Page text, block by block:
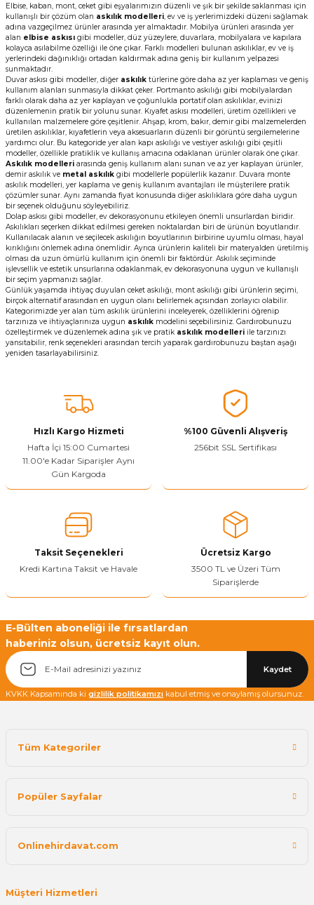
Elbise, kaban, mont, ceket gibi eşyalarımızın düzenli ve şık bir şekilde saklanması için
kullanışlı bir çözüm olan askılık modelleri, ev ve iş yerlerimizdeki düzeni sağlamak
adına vazgeçilmez ürünler arasında yer almaktadır. Mobilya ürünleri arasında yer
alan elbise askısı gibi modeller, düz yüzeylere, duvarlara, mobilyalara ve kapılara
kolayca asılabilme özelliği ile öne çıkar. Farklı modelleri bulunan askılıklar, ev ve iş
yerlerindeki dağınıklığı ortadan kaldırmak adına geniş bir kullanım yelpazesi
sunmaktadır.
Duvar askısı gibi modeller, diğer askılık türlerine göre daha az yer kaplaması ve geniş
kullanım alanları sunmasıyla dikkat çeker. Portmanto askılığı gibi mobilyalardan
farklı olarak daha az yer kaplayan ve çoğunlukla portatif olan askılıklar, evinizi
düzenlemenin pratik bir yolunu sunar. Kıyafet askısı modelleri, üretim özellikleri ve
kullanılan malzemelere göre çeşitlenir. Ahşap, krom, bakır, demir gibi malzemelerden
üretilen askılıklar, kıyafetlerin veya aksesuarların düzenli bir görüntü sergilemelerine
yardımcı olur. Bu kategoride yer alan kapı askılığı ve vestiyer askılığı gibi çeşitli
modeller, özellikle pratiklik ve kullanış amacına odaklanan ürünler olarak öne çıkar.
Askılık modelleri arasında geniş kullanım alanı sunan ve az yer kaplayan ürünler,
demir askılık ve metal askılık gibi modellerle popülerlik kazanır. Duvara monte
askılık modelleri, yer kaplama ve geniş kullanım avantajları ile müşterilere pratik
çözümler sunar. Aynı zamanda fiyat konusunda diğer askılıklara göre daha uygun
bir seçenek olduğunu söyleyebiliriz.
Dolap askısı gibi modeller, ev dekorasyonunu etkileyen önemli unsurlardan biridir.
Askılıkları seçerken dikkat edilmesi gereken noktalardan biri de ürünün boyutlarıdır.
Kullanılacak alanın ve seçilecek askılığın boyutlarının birbirine uyumlu olması, hayal
kırıklığını önlemek adına önemlidir. Ayrıca ürünlerin kaliteli bir materyalden üretilmiş
olması da uzun ömürlü kullanım için önemli bir faktördür. Askılık seçiminde
işlevsellik ve estetik unsurlarına odaklanmak, ev dekorasyonuna uygun ve kullanışlı
bir seçim yapmanızı sağlar.
Günlük yaşamda ihtiyaç duyulan ceket askılığı, mont askılığı gibi ürünlerin seçimi,
birçok alternatif arasından en uygun olanı belirlemek açısından zorlayıcı olabilir.
Kategorimizde yer alan tüm askılık ürünlerini inceleyerek, özelliklerini öğrenip
tarzınıza ve ihtiyaçlarınıza uygun askılık modelini seçebilirsiniz. Gardırobunuzu
özelleştirmek ve düzenlemek adına şık ve pratik askılık modelleri ile tarzınızı
yansıtabilir, renk seçenekleri arasından tercih yaparak gardırobunuzu baştan aşağı
yeniden tasarlayabilirsiniz.
Hızlı Kargo Hizmeti
Hafta İçi 15:00 Cumartesi
11.00'e Kadar Siparişler Aynı
Gün Kargoda
%100 Güvenli Alışveriş
256bit SSL Sertifikası
Taksit Seçenekleri
Kredi Kartına Taksit ve Havale
Ücretsiz Kargo
3500 TL ve Üzeri Tüm
Siparişlerde
E-Bülten aboneliği ile fırsatlardan
haberiniz olsun, ücretsiz kayıt olun.
Kaydet
KVKK Kapsamında ki gizlilik politikamızı kabul etmiş ve onaylamış olursunuz.
Tüm Kategoriler
Popüler Sayfalar
Onlinehirdavat.com
Müşteri Hizmetleri